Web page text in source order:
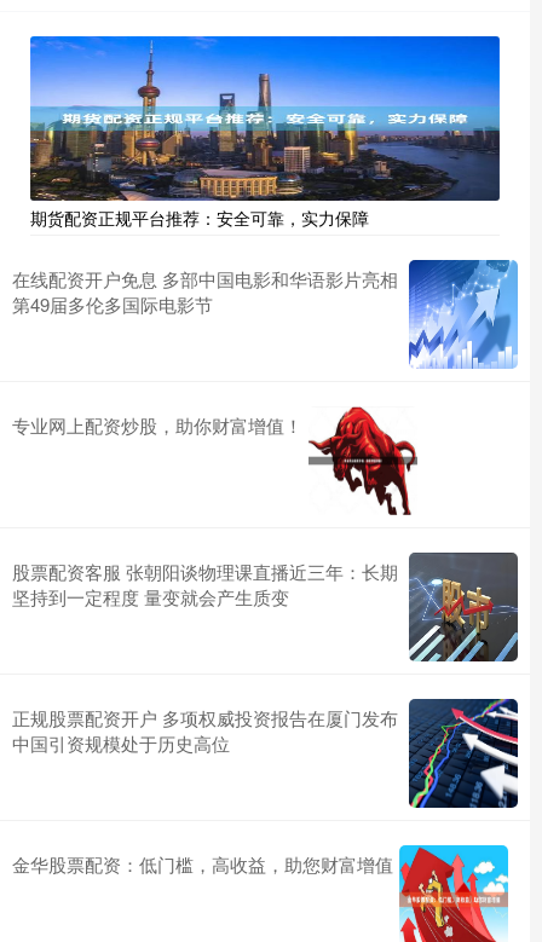
期货配资正规平台推荐：安全可靠，实力保障
在线配资开户免息 多部中国电影和华语影片亮相
第49届多伦多国际电影节
专业网上配资炒股，助你财富增值！
股票配资客服 张朝阳谈物理课直播近三年：长期
坚持到一定程度 量变就会产生质变
正规股票配资开户 多项权威投资报告在厦门发布
中国引资规模处于历史高位
金华股票配资：低门槛，高收益，助您财富增值